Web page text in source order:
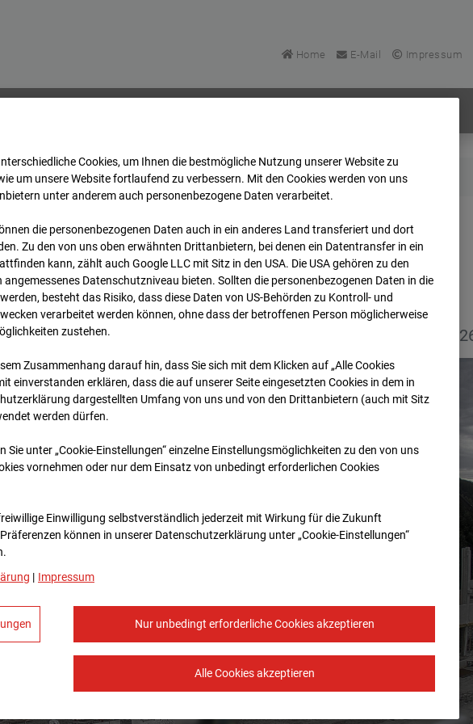
Home E-Mail Impressum
Archiv 2026 07 08 09:15
Cookies, um Ihnen die best­mögliche Nutzung unserer Website zu
um unsere Website fortlaufend zu verbessern. Mit den Cookies werden von uns
unter anderem auch personenbezogene Daten verarbeitet.
die personenbezogenen Daten auch in ein anderes Land transferiert und dort
Zu den von uns oben erwähnten Drittanbietern, bei denen ein Datentransfer in ein
kann, zählt auch Google LLC mit Sitz in den USA. Die USA gehören zu den
angemessenes Datenschutzniveau bieten. Sollten die personenbezogenen Daten in die
besteht das Risiko, dass diese Daten von US-Behörden zu Kontroll- und
verarbeitet werden können, ohne dass der betroffenen Person möglicherweise
zustehen.
Zusammenhang darauf hin, dass Sie sich mit dem Klicken auf „Alle Cookies
ein­ver­standen erklären, dass die auf unserer Seite eingesetzten Cookies in dem in
dargestellten Umfang von uns und von den Drittanbietern (auch mit Sitz
werden dürfen.
Sie unter „Cookie-Einstellungen“ einzelne Einstellungsmöglichkeiten zu den von uns
vornehmen oder nur dem Einsatz von unbedingt erforderlichen Cookies
Einwilligung selbstverständlich jederzeit mit Wirkung für die Zukunft
können in unserer Datenschutzerklärung unter „Cookie-Einstellungen“
| Impressum
Nur unbedingt erforderliche Cookies akzeptieren
Alle Cookies akzeptieren